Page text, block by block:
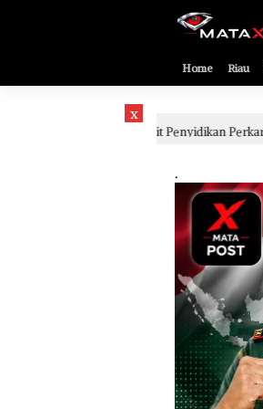
[gnpub_google_news_follow]
Home Riau
x
Penyidikan Perkara Bayu 2 hari lalu
.